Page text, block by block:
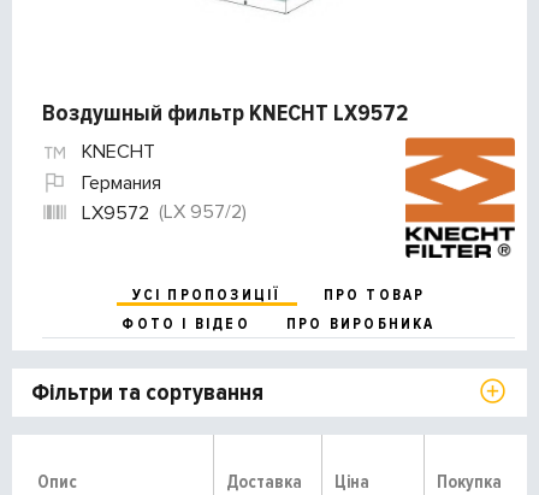
Воздушный фильтр KNECHT LX9572
KNECHT
Германия
LX9572 (LX 957/2)
УСІ ПРОПОЗИЦІЇ
ПРО ТОВАР
ФОТО І ВІДЕО
ПРО ВИРОБНИКА
Фільтри та сортування
Опис Доставка Ціна Покупка